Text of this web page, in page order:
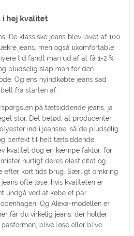
i høj kvalitet
De klassiske jeans blev lavet af 100
jeans, men også ukomfortable
tid fandt man ud af at få 1-2 %
pludselig slap man for den
Og ens nyindkøbte jeans sad
fra starten af.
på tætsiddende jeans, ja
stor. Det betød, at producenter
ind i jeansne, så de pludselig
perfekt til helt tætsiddende
kvalitet dog en kæmpe faktor; for
hurtigt deres elasticitet og
efter kort tids brug. Særligt omkring
ofte løse, hvis kvaliteten er
undgå ved at købe et par
Og Alexa-modellen er
får du virkelig jeans, der holder i
blive løse eller blive